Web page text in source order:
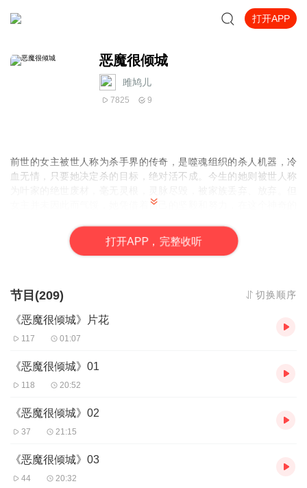
打开APP
恶魔很倾城
雎鸠儿
7825 9
前世的女主被世人称为杀手界的传奇，是噬魂组织的杀人机器，冷
血无情，只要她决定杀的目标，绝对活不成。今生的她则被世人称
女主并未因此而气馁，她凭借着自己的坚毅和努力，在这个神奇的
伙伴，也遇到了自己的爱情。她不断提升自己的实力，一步步走向
强者之路，最终在这个世界中创造了属于自己的传奇。
打开APP，完整收听
节目(209) 切换顺序
《恶魔很倾城》片花
117 01:07
《恶魔很倾城》01
118 20:52
《恶魔很倾城》02
37 21:15
《恶魔很倾城》03
44 20:32